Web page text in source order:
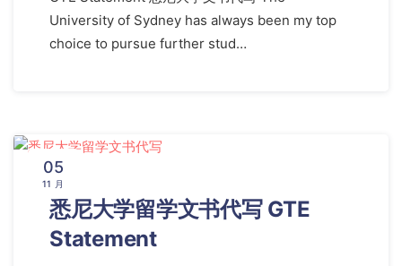
University of Sydney has always been my top
choice to pursue further stud…
05
11 月
悉尼大学留学文书代写 GTE
Statement